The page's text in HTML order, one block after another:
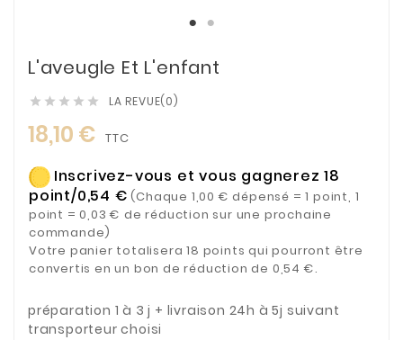
L'aveugle Et L'enfant
     LA REVUE(0)
18,10 € TTC
Inscrivez-vous et vous gagnerez 18
point/0,54 € (Chaque 1,00 € dépensé = 1 point, 1
point = 0,03 € de réduction sur une prochaine
commande)
Votre panier totalisera 18 points qui pourront être
convertis en un bon de réduction de 0,54 €.
préparation 1 à 3 j + livraison 24h à 5j suivant
transporteur choisi